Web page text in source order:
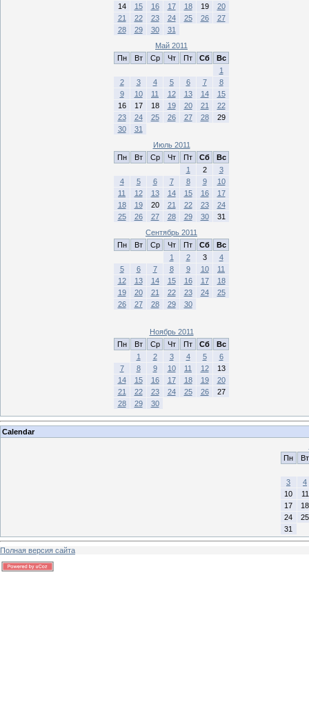
14
15 16 17 18 19
20
21
22 23 24 25 26
27
28
29 30
31
Май 2011
Пн
Вт Ср Чт Пт Сб
Вс
1
2
3 4 5 6 7
8
9
10 11 12 13 14
15
16
17 18 19 20 21
22
23
24 25 26 27 28
29
30
31
Июль 2011
Пн
Вт Ср Чт Пт Сб
Вс
1
2
3
4
5 6 7 8 9
10
11
12 13 14 15 16
17
18
19 20 21 22 23
24
25
26 27 28 29 30
31
Сентябрь 2011
Пн
Вт Ср Чт Пт Сб
Вс
1
2 3
4
5
6 7 8 9 10
11
12
13 14 15 16 17
18
19
20 21 22 23 24
25
26
27 28 29 30
Ноябрь 2011
Пн
Вт Ср Чт Пт Сб
Вс
1
2 3 4 5
6
7
8 9 10 11 12
13
14
15 16 17 18 19
20
21
22 23 24 25 26
27
28
29 30
Calendar
Пн
Вт
3
4
10
11
17
18
24
25
31
Полная версия сайта